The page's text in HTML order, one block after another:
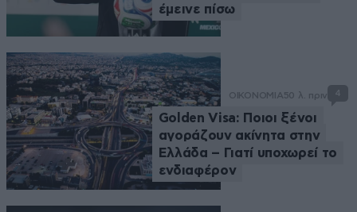
έμεινε πίσω
ΟΙΚΟΝΟΜΙΑ50 λ. πριν 4
Golden Visa: Ποιοι ξένοι
αγοράζουν ακίνητα στην
Ελλάδα – Γιατί υποχωρεί το
ενδιαφέρον